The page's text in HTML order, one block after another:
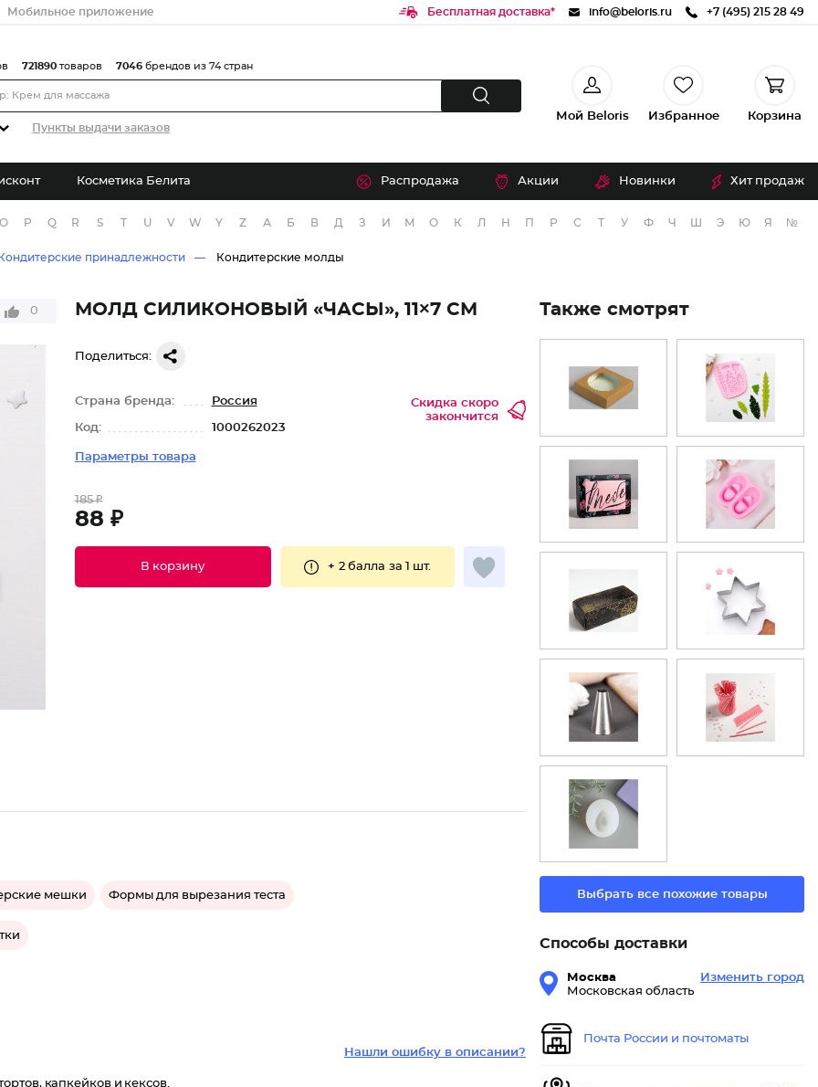
Мобильное приложение Бесплатная доставка* info@beloris.ru +7 (495) 215 28 49
Пункты выдачи заказов
721890 товаров 7046 брендов из 74 стран
Мой Beloris Избранное Корзина
Косметика Белита Распродажа Акции Новинки Хит продаж
O P Q R S T U V W Y Z А Б В Д З И М О К Л Н П Р С Т У Ф Ч Э Ю Я №
Кондитерские принадлежности Кондитерские молды
0 МОЛД СИЛИКОНОВЫЙ «ЧАСЫ», 11×7 СМ
Поделиться:
Страна бренда: Россия
Код: 1000262023
Скидка скоро
закончится
Параметры товара
185 ₽
88 ₽
В корзину + 2 балла за 1 шт.
мешки Формы для вырезания теста
Нашли ошибку в описании?
капкейков и кексов.
Также смотрят
Выбрать все похожие товары
Способы доставки
Москва
Московская область
Изменить город
Почта России и почтоматы